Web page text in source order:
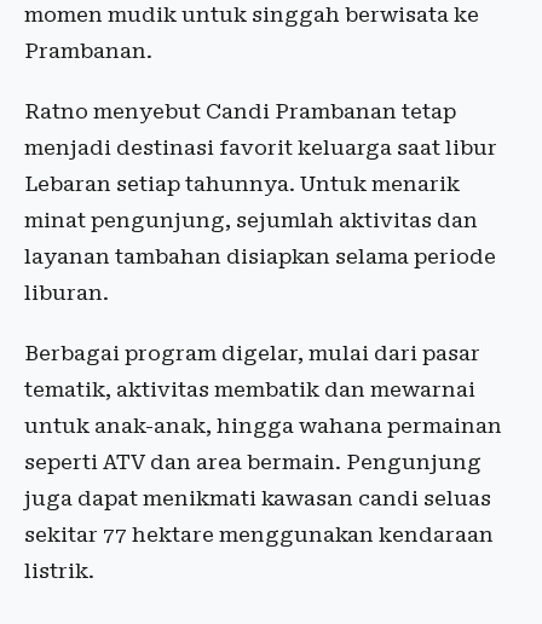
momen mudik untuk singgah berwisata ke
Prambanan.
Ratno menyebut Candi Prambanan tetap
menjadi destinasi favorit keluarga saat libur
Lebaran setiap tahunnya. Untuk menarik
minat pengunjung, sejumlah aktivitas dan
layanan tambahan disiapkan selama periode
liburan.
Berbagai program digelar, mulai dari pasar
tematik, aktivitas membatik dan mewarnai
untuk anak-anak, hingga wahana permainan
seperti ATV dan area bermain. Pengunjung
juga dapat menikmati kawasan candi seluas
sekitar 77 hektare menggunakan kendaraan
listrik.